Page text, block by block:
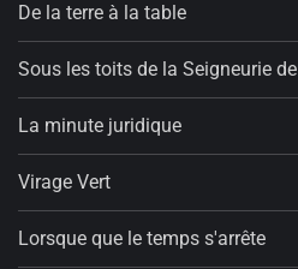
De la terre à la table
Sous les toits de la Seigneurie
La minute juridique
Virage Vert
Lorsque que le temps s'arrête